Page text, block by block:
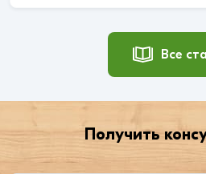
Все
Получить